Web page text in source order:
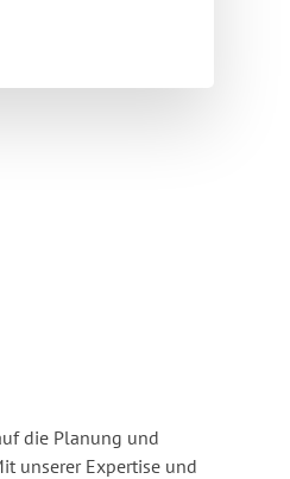
die Planung und
unserer Expertise und